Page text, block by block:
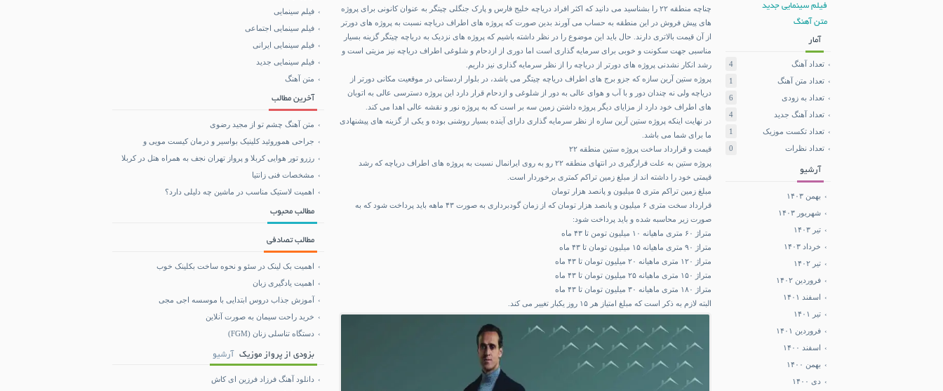
چناچه منطقه ۲۲ را بشناسید می دانید که اکثر افراد دریاچه خلیج فارس و پارک جنگلی چیتگر به عنوان کانونی برای پروژه
های پیش فروش در این منطقه به حساب می آورند بدین صورت که پروژه های اطراف دریاچه نسبت به پروژه های دورتر
از آن قیمت بالاتری دارند. حال باید این موضوع را در نظر داشته باشیم که پروژه های نزدیک به دریاچه چیتگر گزینه بسیار
مناسبی جهت سکونت و خوبی برای سرمایه گذاری است اما دوری از ازدحام و شلوغی اطراف دریاچه نیز مزیتی است و
رشد انکار نشدنی پروژه های دورتر از دریاچه را از نظر سرمایه گذاری نیز داریم.
پروژه ستین آرین سازه که جزو برج های اطراف دریاچه چیتگر می باشد، در بلوار اردستانی در موقعیت مکانی دورتر از
دریاچه ولی نه چندان دور و با آب و هوای عالی به دور از شلوغی و ازدحام قرار دارد این پروژه دسترسی عالی به اتوبان
های اطراف خود دارد از مزایای دیگر پروژه داشتن زمین سه بر است که به پروژه نور و نقشه عالی اهدا می کند.
در نهایت اینکه پروژه ستین آرین سازه از نظر سرمایه گذاری دارای آینده بسیار روشنی بوده و یکی از گزینه های پیشنهادی
ما برای شما می باشد.
قیمت و قرارداد ساخت پروژه ستین منطقه ۲۲
پروژه ستین به علت قرارگیری در انتهای منطقه ۲۲ رو به روی ایرانمال نسبت به پروژه های اطراف دریاچه که رشد
قیمتی خود را داشته اند از مبلغ زمین تراکم کمتری برخوردار است.
مبلغ زمین تراکم متری ۵ میلیون و پانصد هزار تومان
قرارداد سخت متری ۶ میلیون و پانصد هزار تومان که از زمان گودبرداری به صورت ۴۳ ماهه باید پرداخت شود که به
صورت زیر محاسبه شده و باید پرداخت شود:
متراژ ۶۰ متری ماهیانه ۱۰ میلیون تومن تا ۴۳ ماه
متراژ ۹۰ متری ماهیانه ۱۵ میلیون تومان تا ۴۳ ماه
متراژ ۱۲۰ متری ماهیانه ۲۰ میلیون تومان تا ۴۳ ماه
متراژ ۱۵۰ متری ماهیانه ۲۵ میلیون تومان تا ۴۳ ماه
متراژ ۱۸۰ متری ماهیانه ۳۰ میلیون تومان تا ۴۳ ماه
البته لازم به ذکر است که مبلغ امتیاز هر ۱۵ روز یکبار تغییر می کند.
فیلم سینمایی جدید
متن آهنگ
آمار
تعداد آهنگ
4
تعداد متن آهنگ
1
تعداد به زودی
6
تعداد آهنگ جدید
4
تعداد تکست موزیک
1
تعداد نظرات
0
آرشیو
بهمن ۱۴۰۳
شهریور ۱۴۰۳
تیر ۱۴۰۳
خرداد ۱۴۰۳
تیر ۱۴۰۲
فروردین ۱۴۰۲
اسفند ۱۴۰۱
تیر ۱۴۰۱
فروردین ۱۴۰۱
اسفند ۱۴۰۰
بهمن ۱۴۰۰
دی ۱۴۰۰
فیلم سینمایی
فیلم سینمایی اجتماعی
فیلم سینمایی ایرانی
فیلم سینمایی جدید
متن آهنگ
آخرین مطالب
متن آهنگ چشم تو از مجید رضوی
جراحی هموروئید کلینیک بواسیر و درمان کیست مویی و
رزرو تور هوایی کربلا و پرواز تهران نجف به همراه هتل در کربلا
مشخصات فنی زانتیا
اهمیت لاستیک مناسب در ماشین چه دلیلی دارد؟
مطالب محبوب
مطالب تصادفی
اهمیت بک لینک در سئو و نحوه ساخت بکلینک خوب
اهمیت یادگیری زبان
آموزش جذاب دروس ابتدایی با موسسه اجی مجی
خرید راحت سیمان به صورت آنلاین
دستگاه تناسلی زنان (FGM)
بزودی از پرواز موزیک آرشیو
دانلود آهنگ فرزاد فرزین ای کاش